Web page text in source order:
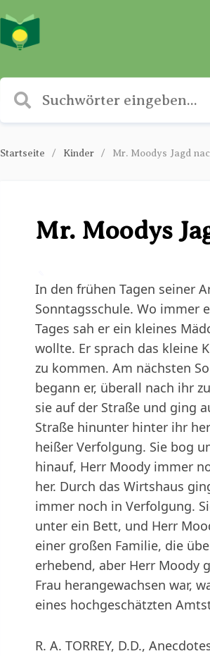
Startseite Kinder Mr. Moodys Jagd
Mr. Moodys
In den frühen Tagen seiner
Sonntagsschule. Wo immer
Tages sah er ein kleines
wollte. Er sprach das kleine
zu kommen. Am nächsten
begann er, überall nach ihr
sie auf der Straße und ging
Straße hinunter hinter ihr
heißer Verfolgung. Sie bog
hinauf, Herr Moody immer
her. Durch das Wirtshaus
immer noch in Verfolgung.
unter ein Bett, und Herr
einer großen Familie, die
erhebend, aber Herr Moody
Frau herangewachsen war,
eines hochgeschätzten
R. A. TORREY, D.D.,